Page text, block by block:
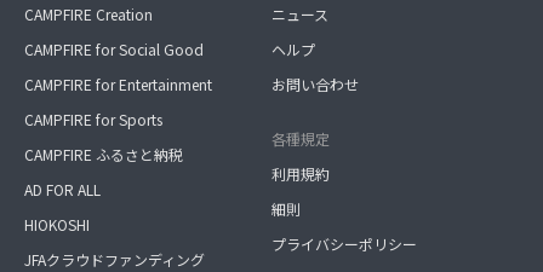
CAMPFIRE Creation
CAMPFIRE for Social Good
CAMPFIRE for Entertainment
CAMPFIRE for Sports
CAMPFIRE ふるさと納税
AD FOR ALL
HIOKOSHI
JFAクラウドファンディング
ニュース
ヘルプ
お問い合わせ
各種規定
利用規約
細則
プライバシーポリシー